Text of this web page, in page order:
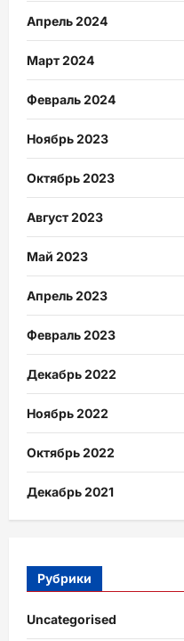
Апрель 2024
Март 2024
Февраль 2024
Ноябрь 2023
Октябрь 2023
Август 2023
Май 2023
Апрель 2023
Февраль 2023
Декабрь 2022
Ноябрь 2022
Октябрь 2022
Декабрь 2021
Рубрики
Uncategorised